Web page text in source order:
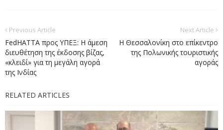
Previous Article
FedHATTA προς ΥΠΕΞ: Η άμεση
διευθέτηση της έκδοσης βίζας,
«κλειδί» για τη μεγάλη αγορά
της Ινδίας
Next Article
Η Θεσσαλονίκη στο επίκεντρο
της Πολωνικής τουριστικής
αγοράς
RELATED ARTICLES